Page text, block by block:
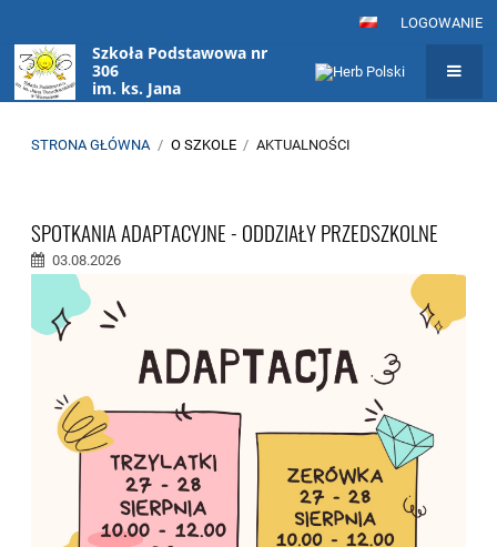
LOGOWANIE
Szkoła Podstawowa nr
306
im. ks. Jana
Twardowskiego
STRONA GŁÓWNA / O SZKOLE / AKTUALNOŚCI
SPOTKANIA ADAPTACYJNE - ODDZIAŁY PRZEDSZKOLNE
03.08.2026